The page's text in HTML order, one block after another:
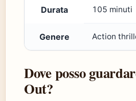
Durata 105 minuti
Genere Action
Dove posso
Out?